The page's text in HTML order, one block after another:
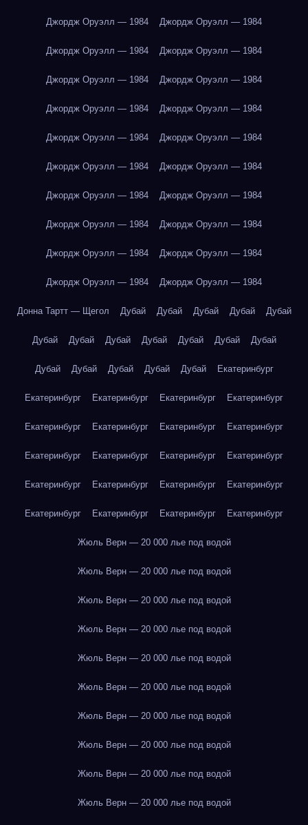
Джордж Оруэлл — 1984 Джордж Оруэлл — 1984
Джордж Оруэлл — 1984 Джордж Оруэлл — 1984
Джордж Оруэлл — 1984 Джордж Оруэлл — 1984
Джордж Оруэлл — 1984 Джордж Оруэлл — 1984
Джордж Оруэлл — 1984 Джордж Оруэлл — 1984
Джордж Оруэлл — 1984 Джордж Оруэлл — 1984
Джордж Оруэлл — 1984 Джордж Оруэлл — 1984
Джордж Оруэлл — 1984 Джордж Оруэлл — 1984
Джордж Оруэлл — 1984 Джордж Оруэлл — 1984
Джордж Оруэлл — 1984 Джордж Оруэлл — 1984
Донна Тартт — Щегол Дубай Дубай Дубай Дубай Дубай
Дубай Дубай Дубай Дубай Дубай Дубай Дубай
Дубай Дубай Дубай Дубай Дубай Екатеринбург
Екатеринбург Екатеринбург Екатеринбург Екатеринбург
Екатеринбург Екатеринбург Екатеринбург Екатеринбург
Екатеринбург Екатеринбург Екатеринбург Екатеринбург
Екатеринбург Екатеринбург Екатеринбург Екатеринбург
Екатеринбург Екатеринбург Екатеринбург Екатеринбург
Жюль Верн — 20 000 лье под водой
Жюль Верн — 20 000 лье под водой
Жюль Верн — 20 000 лье под водой
Жюль Верн — 20 000 лье под водой
Жюль Верн — 20 000 лье под водой
Жюль Верн — 20 000 лье под водой
Жюль Верн — 20 000 лье под водой
Жюль Верн — 20 000 лье под водой
Жюль Верн — 20 000 лье под водой
Жюль Верн — 20 000 лье под водой